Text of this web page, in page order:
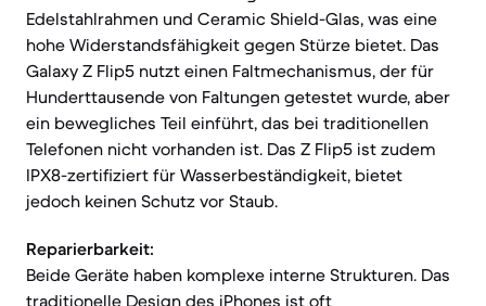
Edelstahlrahmen und Ceramic Shield-Glas, was eine
hohe Widerstandsfähigkeit gegen Stürze bietet. Das
Galaxy Z Flip5 nutzt einen Faltmechanismus, der für
Hunderttausende von Faltungen getestet wurde, aber
ein bewegliches Teil einführt, das bei traditionellen
Telefonen nicht vorhanden ist. Das Z Flip5 ist zudem
IPX8-zertifiziert für Wasserbeständigkeit, bietet
jedoch keinen Schutz vor Staub.
Reparierbarkeit:
Beide Geräte haben komplexe interne Strukturen. Das
traditionelle Design des iPhones ist oft